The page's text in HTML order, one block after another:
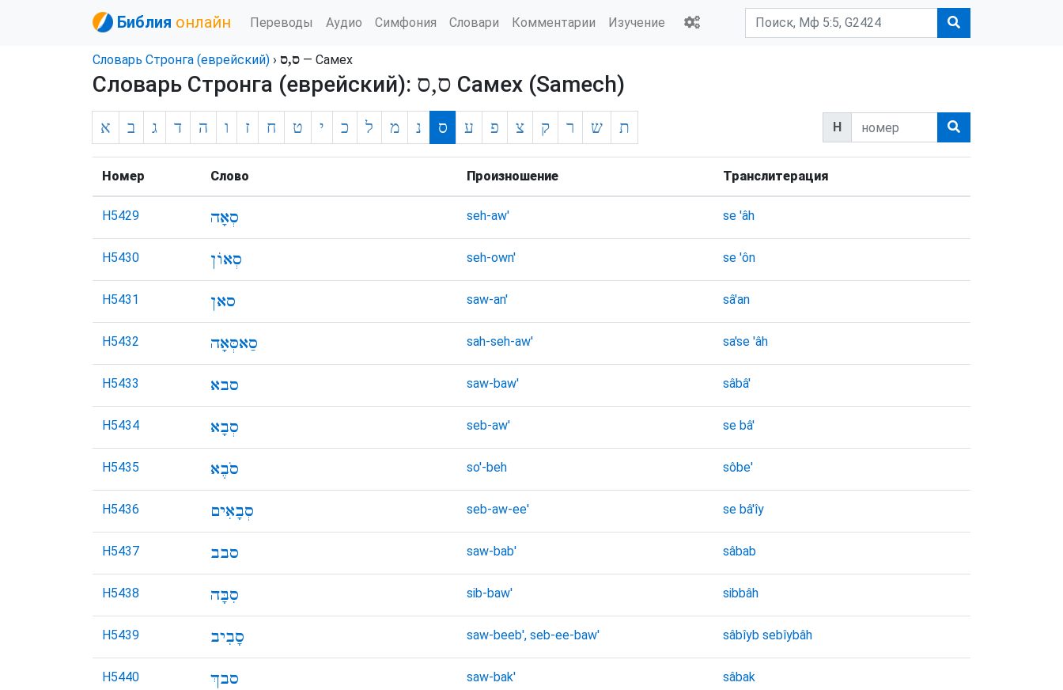
Библия онлайн Переводы Аудио Симфония Словари Комментарии Изучение
Словарь Стронга (еврейский) › ס,ס — Самех
Словарь Стронга (еврейский): ס,ס Самех (Samech)
א ב ג ד ה ו ז ח ט י כ ל מ נ ס ע פ צ ק ר ש ת H
Номер Слово Произношение Транслитерация
H5429 seh-aw' se 'âh
H5430 seh-own' se 'ôn
H5431 saw-an' sâ'an
H5432 sah-seh-aw' sa'se 'âh
H5433 saw-baw' sâbâ'
H5434 seb-aw' se bâ'
H5435 so'-beh sôbe'
H5436 seb-aw-ee' se bâ'ı̂y
H5437 saw-bab' sâbab
H5438 sib-baw' sibbâh
H5439 saw-beeb', seb-ee-baw' sâbı̂yb sebı̂ybâh
H5440 saw-bak' sâbak